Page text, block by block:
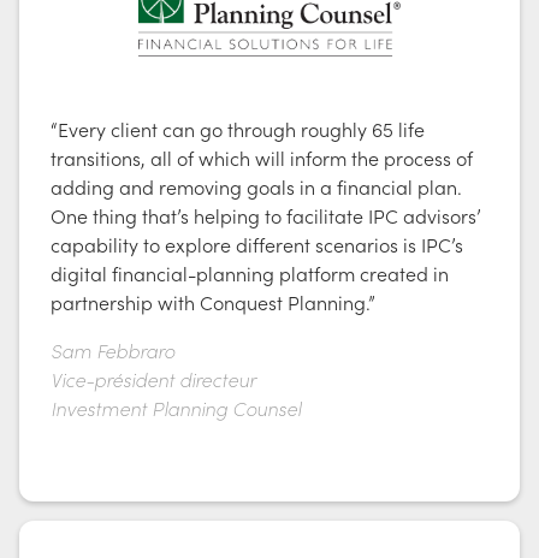
“Every client can go through roughly 65 life
transitions, all of which will inform the process of
adding and removing goals in a financial plan.
One thing that’s helping to facilitate IPC advisors’
capability to explore different scenarios is IPC’s
digital financial-planning platform created in
partnership with Conquest Planning.”
Sam Febbraro
Vice-président directeur
Investment Planning Counsel